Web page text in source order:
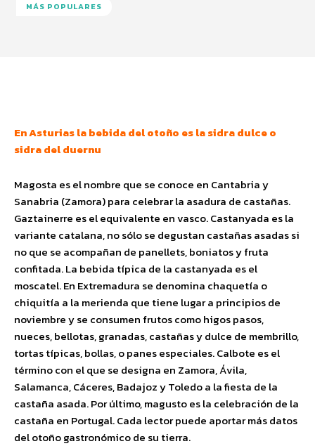
MÁS POPULARES
En Asturias la bebida del otoño es la sidra dulce o
sidra del duernu
Magosta es el nombre que se conoce en Cantabria y
Sanabria (Zamora) para celebrar la asadura de castañas.
Gaztainerre es el equivalente en vasco. Castanyada es la
variante catalana, no sólo se degustan castañas asadas si
no que se acompañan de panellets, boniatos y fruta
confitada. La bebida típica de la castanyada es el
moscatel. En Extremadura se denomina chaquetía o
chiquitía a la merienda que tiene lugar a principios de
noviembre y se consumen frutos como higos pasos,
nueces, bellotas, granadas, castañas y dulce de membrillo,
tortas típicas, bollas, o panes especiales. Calbote es el
término con el que se designa en Zamora, Ávila,
Salamanca, Cáceres, Badajoz y Toledo a la fiesta de la
castaña asada. Por último, magusto es la celebración de la
castaña en Portugal. Cada lector puede aportar más datos
del otoño gastronómico de su tierra.